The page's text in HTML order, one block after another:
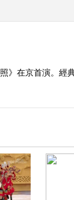
2015-
》在京首演。經